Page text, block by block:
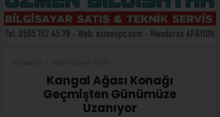
Kangal Ağası Konağı
Geçmişten Günümüze
Uzanıyor